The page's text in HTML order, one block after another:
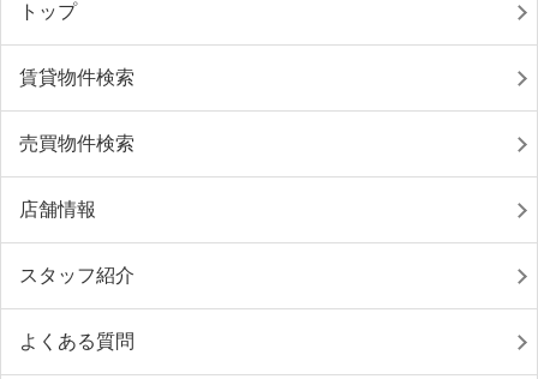
トップ
賃貸物件検索
売買物件検索
店舗情報
スタッフ紹介
よくある質問